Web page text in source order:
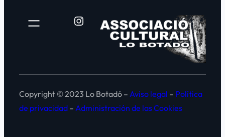
Instagram
Copyright © 2023 Lo Botadó – Aviso legal – Política
de privacidad – Administración de las Cookies